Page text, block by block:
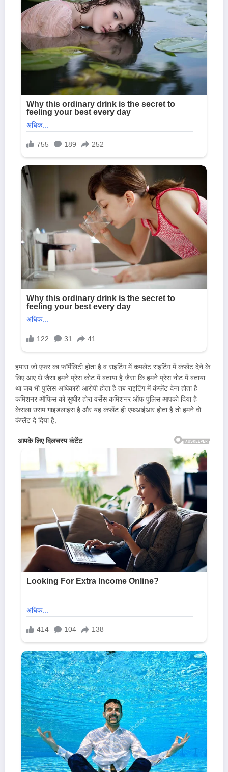
हमारा जो एफर का फॉर्मेलिटी होता है व राइटिंग में कपलेट राइटिंग में कंप्लेंट देने के
लिए आए थे जैसा हमने प्रेस कोट में बताया है जैसा कि हमने प्रेस नोट में बताया
था जब भी पुलिस अधिकारी आरोपी होता है तब राइटिंग में कंप्लेंट देना होता है
कमिशनर ऑफिस को सुधीर होरा वर्सेस कमिशनर ऑफ पुलिस आपको दिया है
केसला उसम गाइडलाइंस है और यह कंप्लेंट ही एफआईआर होता है तो हमने वो
कंप्लेंट दे दिया है.